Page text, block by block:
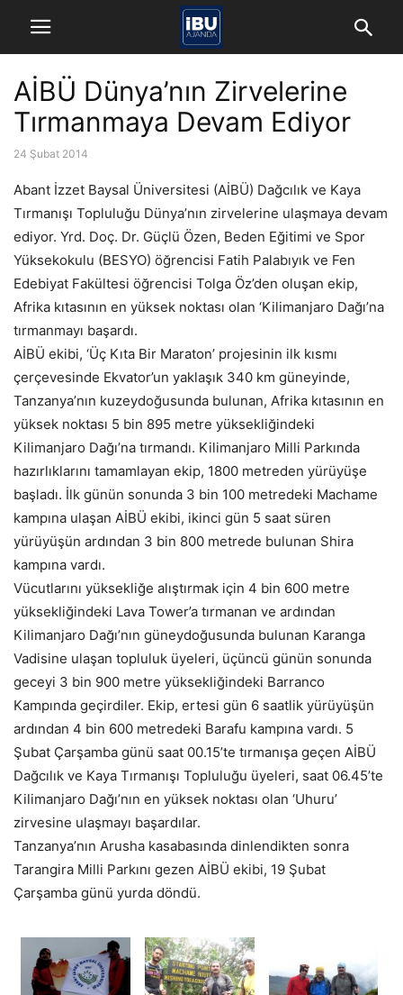
AİBÜ Dünya’nın Zirvelerine
Tırmanmaya Devam Ediyor
24 Şubat 2014
Abant İzzet Baysal Üniversitesi (AİBÜ) Dağcılık ve Kaya
Tırmanışı Topluluğu Dünya’nın zirvelerine ulaşmaya devam
ediyor. Yrd. Doç. Dr. Güçlü Özen, Beden Eğitimi ve Spor
Yüksekokulu (BESYO) öğrencisi Fatih Palabıyık ve Fen
Edebiyat Fakültesi öğrencisi Tolga Öz’den oluşan ekip,
Afrika kıtasının en yüksek noktası olan ‘Kilimanjaro Dağı’na
tırmanmayı başardı.
AİBÜ ekibi, ‘Üç Kıta Bir Maraton’ projesinin ilk kısmı
çerçevesinde Ekvator’un yaklaşık 340 km güneyinde,
Tanzanya’nın kuzeydoğusunda bulunan, Afrika kıtasının en
yüksek noktası 5 bin 895 metre yüksekliğindeki
Kilimanjaro Dağı’na tırmandı. Kilimanjaro Milli Parkında
hazırlıklarını tamamlayan ekip, 1800 metreden yürüyüşe
başladı. İlk günün sonunda 3 bin 100 metredeki Machame
kampına ulaşan AİBÜ ekibi, ikinci gün 5 saat süren
yürüyüşün ardından 3 bin 800 metrede bulunan Shira
kampına vardı.
Vücutlarını yüksekliğe alıştırmak için 4 bin 600 metre
yüksekliğindeki Lava Tower’a tırmanan ve ardından
Kilimanjaro Dağı’nın güneydoğusunda bulunan Karanga
Vadisine ulaşan topluluk üyeleri, üçüncü günün sonunda
geceyi 3 bin 900 metre yüksekliğindeki Barranco
Kampında geçirdiler. Ekip, ertesi gün 6 saatlik yürüyüşün
ardından 4 bin 600 metredeki Barafu kampına vardı. 5
Şubat Çarşamba günü saat 00.15’te tırmanışa geçen AİBÜ
Dağcılık ve Kaya Tırmanışı Topluluğu üyeleri, saat 06.45’te
Kilimanjaro Dağı’nın en yüksek noktası olan ‘Uhuru’
zirvesine ulaşmayı başardılar.
Tanzanya’nın Arusha kasabasında dinlendikten sonra
Tarangira Milli Parkını gezen AİBÜ ekibi, 19 Şubat
Çarşamba günü yurda döndü.